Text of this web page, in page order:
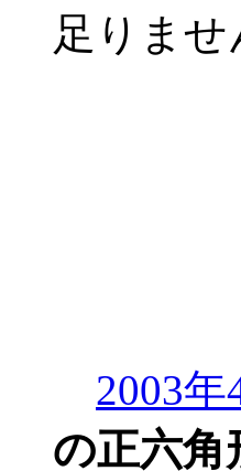
足りませ
2003年
の正六角